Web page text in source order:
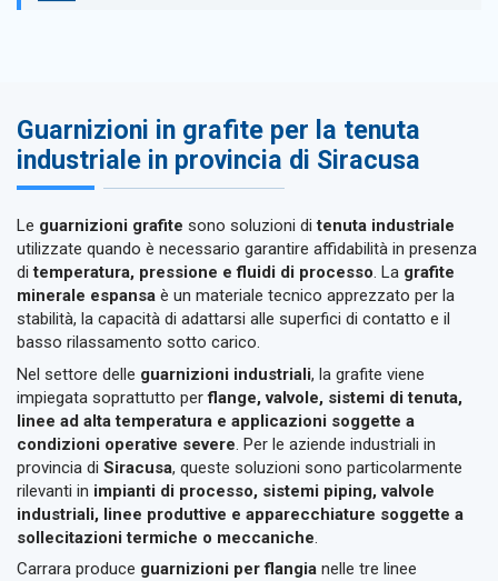
Guarnizioni in grafite per la tenuta
industriale in provincia di Siracusa
Le guarnizioni grafite sono soluzioni ditenuta industriale
utilizzate quando è necessario garantire affidabilità in presenza
ditemperatura, pressione e fluidi di processo. La grafite
minerale espansa è un materiale tecnico apprezzato per la
stabilità, la capacità di adattarsi alle superfici di contatto e il
basso rilassamento sotto carico.
Nel settore delle guarnizioni industriali, la grafite viene
impiegata soprattutto perflange, valvole, sistemi di tenuta,
linee ad alta temperatura e applicazioni soggette a
condizioni operative severe . Per le aziende industriali in
provincia di Siracusa, queste soluzioni sono particolarmente
rilevanti in impianti di processo, sistemi piping, valvole
industriali, linee produttive e apparecchiature soggette a
sollecitazioni termiche o meccaniche
Carrara produce guarnizioni per flangia nelle tre linee